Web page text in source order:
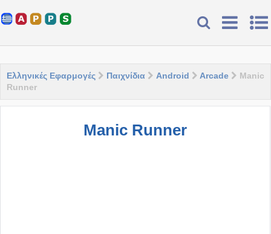
Ελληνικές Εφαρμογές Παιχνίδια Android Arcade
Manic
Runner
Manic Runner